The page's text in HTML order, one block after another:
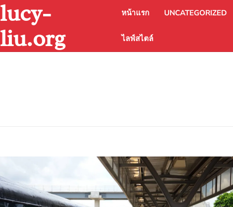
Skip
to
content
lucy-
liu.org
หน้าแรก UNCATEGORIZED
ไลฟ์สไตล์